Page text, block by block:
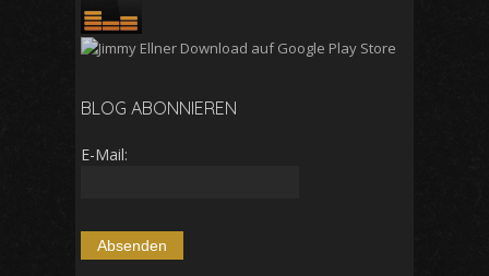
BLOG ABONNIEREN
E-Mail: